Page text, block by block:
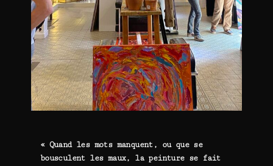
« Quand les mots manquent, ou que se
bousculent les maux, la peinture se fait